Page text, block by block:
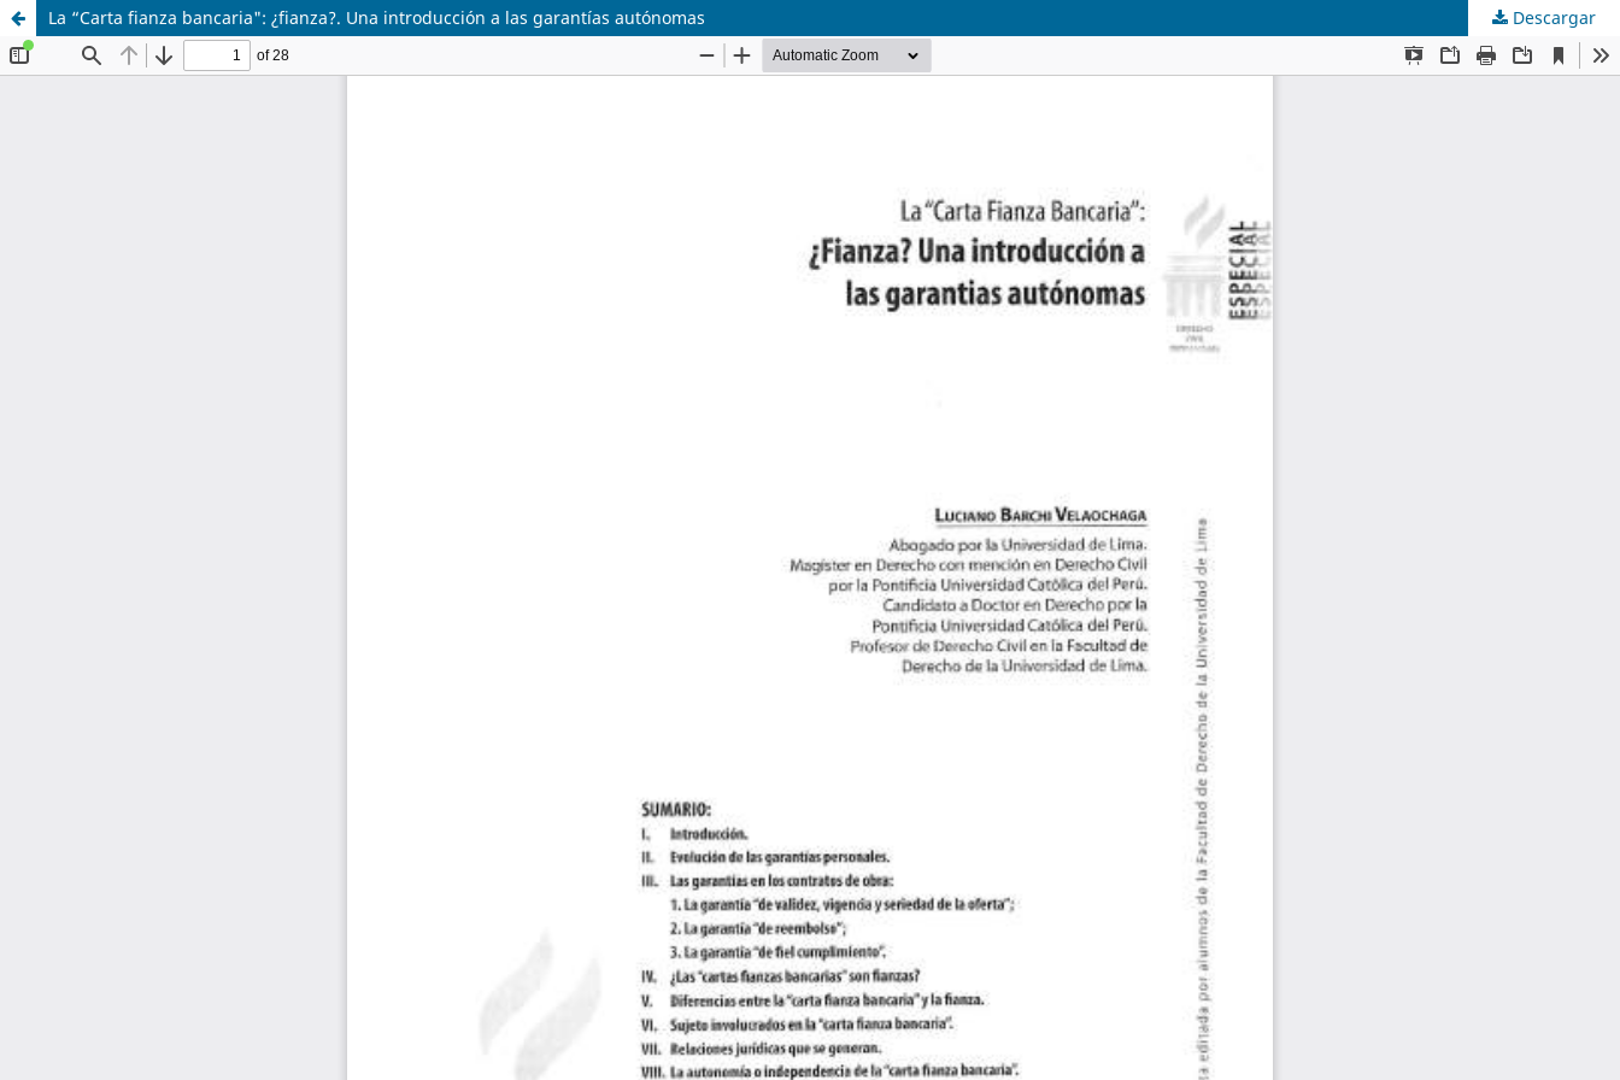
La “Carta fianza bancaria": ¿fianza?. Una introducción a las garantías autónomas Descargar